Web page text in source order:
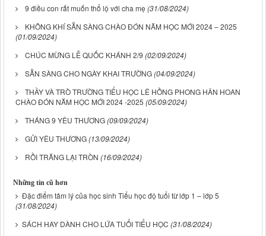
9 điều con rất muốn thổ lộ với cha mẹ (31/08/2024)
KHÔNG KHÍ SẴN SÀNG CHÀO ĐÓN NĂM HỌC MỚI 2024 – 2025
(01/09/2024)
CHÚC MỪNG LỄ QUỐC KHÁNH 2/9 (02/09/2024)
SẴN SÀNG CHO NGÀY KHAI TRƯỜNG(04/09/2024)
THẦY VÀ TRÒ TRƯỜNG TIỂU HỌC LÊ HỒNG PHONG HÂN HOAN
CHÀO ĐÓN NĂM HỌC MỚI 2024 -2025 (05/09/2024)
THÁNG 9 YÊU THƯƠNG(09/09/2024)
GỬI YÊU THƯƠNG(13/09/2024)
RỒI TRĂNG LẠI TRÒN (16/09/2024)
Những tin cũ hơn
Đặc điểm tâm lý của học sinh Tiểu học độ tuổi từ lớp 1 – lớp 5
(31/08/2024)
SÁCH HAY DÀNH CHO LỨA TUỔI TIỂU HỌC (31/08/2024)